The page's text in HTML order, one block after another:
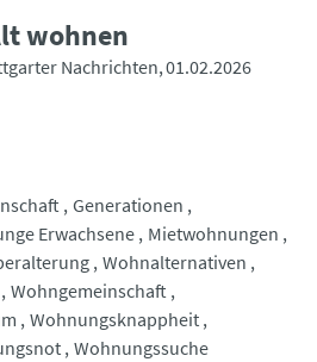
wohnen
Nachrichten 01.02.2026
Generationen
Erwachsene Mietwohnungen
Wohnalternativen
Wohngemeinschaft
Wohnungsknappheit
Wohnungssuche